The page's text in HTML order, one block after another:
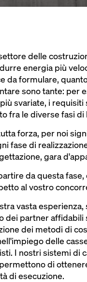
delle
energia più
da formulare,
sono tante: per
svariate, i
fra le diverse fasi
forza, per noi
fase di
gara
da questa
al vostro
vasta
dei partner affidabili
dei metodi di
delle
I nostri sistemi di
di
di esecuzione.